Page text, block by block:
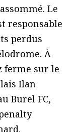
Le
responsable
perdus
À
ferme sur le
Ilan
Burel FC,